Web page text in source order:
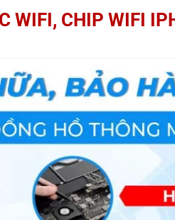
WIFI, CHIP WIFI